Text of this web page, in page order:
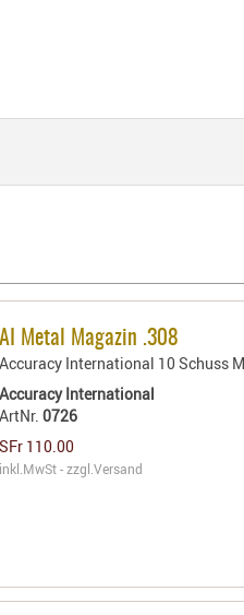
AI Metal Magazin .308
Accuracy International 10 Schuss
Accuracy International
ArtNr.0726
SFr 110.00
inkl.MwSt - zzgl.Versand